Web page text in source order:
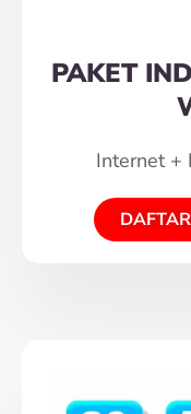
PAKET
Internet +